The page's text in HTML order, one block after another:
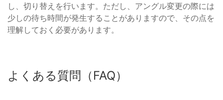
し、切り替えを行います。ただし、アングル変更の際には
少しの待ち時間が発生することがありますので、その点を
理解しておく必要があります。
よくある質問（FAQ）